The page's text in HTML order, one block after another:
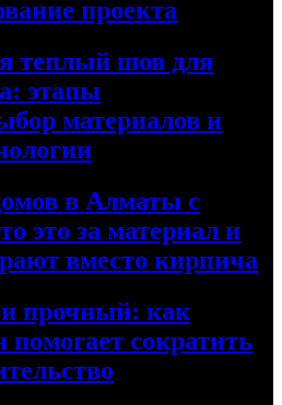
проекта
теплый шов для
этапы
материалов и
в Алматы с
это за материал и
вместо кирпича
прочный: как
помогает сократить